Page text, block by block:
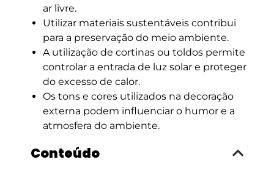
ar livre.
Utilizar materiais sustentáveis contribui
para a preservação do meio ambiente.
A utilização de cortinas ou toldos permite
controlar a entrada de luz solar e proteger
do excesso de calor.
Os tons e cores utilizados na decoração
externa podem influenciar o humor e a
atmosfera do ambiente.
Conteúdo